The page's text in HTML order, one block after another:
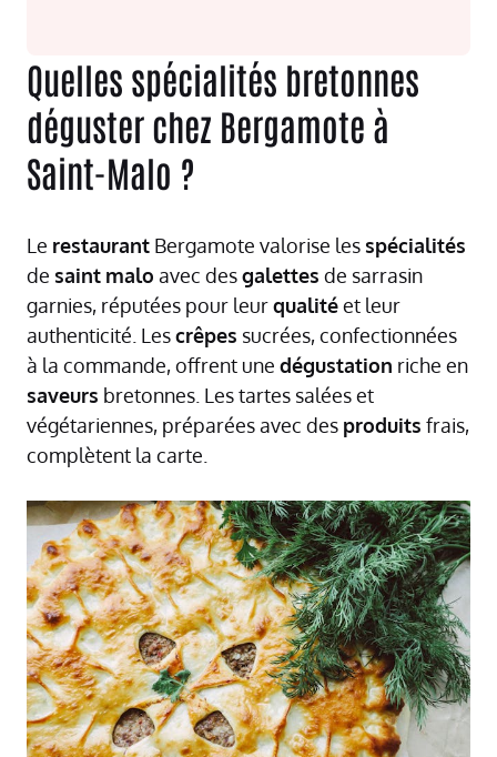
Quelles spécialités bretonnes
déguster chez Bergamote à
Saint-Malo ?
Le restaurant Bergamote valorise les spécialités
de saint malo avec desgalettes de sarrasin
garnies, réputées pour leurqualitéet leur
authenticité. Lescrêpes sucrées, confectionnées
à la commande, offrent une dégustation riche en
saveurs bretonnes. Les tartes salées et
végétariennes, préparées avec des produits frais,
complètent la carte.